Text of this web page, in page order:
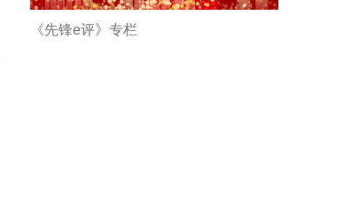
《先锋e评》专栏